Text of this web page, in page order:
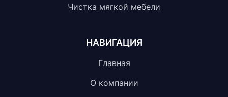
Чистка мягкой мебели
НАВИГАЦИЯ
Главная
О компании